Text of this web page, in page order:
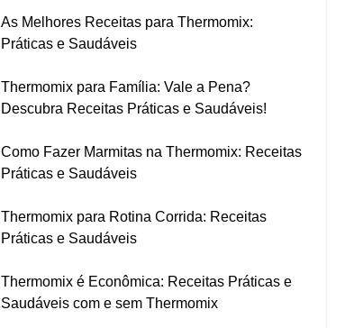
As Melhores Receitas para Thermomix:
Práticas e Saudáveis
Thermomix para Família: Vale a Pena?
Descubra Receitas Práticas e Saudáveis!
Como Fazer Marmitas na Thermomix: Receitas
Práticas e Saudáveis
Thermomix para Rotina Corrida: Receitas
Práticas e Saudáveis
Thermomix é Econômica: Receitas Práticas e
Saudáveis com e sem Thermomix